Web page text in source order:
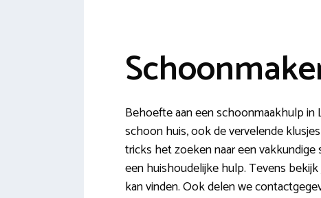
Behoefte aan een schoonmaakhulp in
schoon huis, ook de vervelende
tricks het zoeken naar een
een huishoudelijke hulp. Tevens
kan vinden. Ook delen we